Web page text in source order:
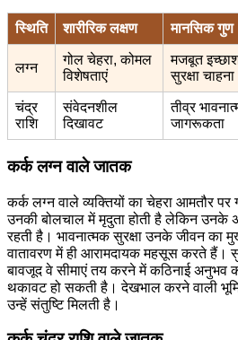
स्थिति शारीरिक लक्षण मानसिक गुण
लग्न
गोल चेहरा, कोमल
विशेषताएं
मजबूत
सुरक्षा चाहना
चंद्र
राशि
संवेदनशील
दिखावट
तीव्र
जागरूकता
कर्क लग्न वाले जातक
कर्क लग्न वाले व्यक्तियों का चेहरा आमतौर
उनकी बोलचाल में मृदुता होती है लेकिन उनके
रहती है। भावनात्मक सुरक्षा उनके जीवन का
वातावरण में ही आरामदायक महसूस करते हैं।
बावजूद वे सीमाएं तय करने में कठिनाई अनुभव
थकावट हो सकती है। देखभाल करने वाली
उन्हें संतुष्टि मिलती है।